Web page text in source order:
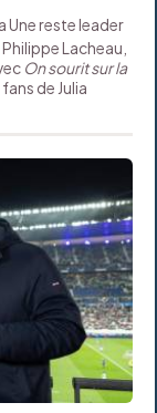
Une reste leader
Lacheau,
On sourit sur la
de Julia